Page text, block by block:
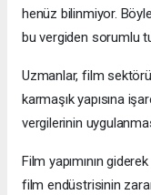
henüz bilinmiyor.
bu vergiden sorumlu
Uzmanlar, film
karmaşık yapısına
vergilerinin
Film yapımının
film endüstrisinin